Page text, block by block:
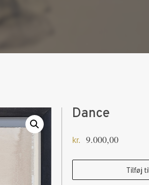
Dance
kr. 9.000,00
antal
Tilføj